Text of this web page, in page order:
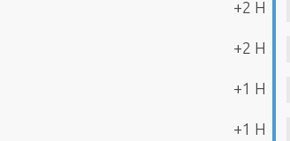
+2 H
+2 H
+1 H
+1 H